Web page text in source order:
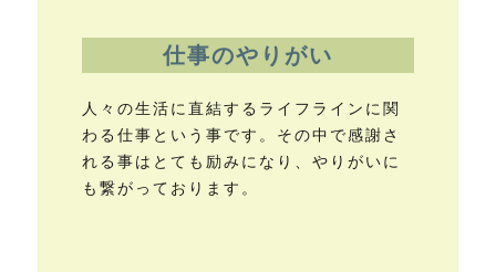
仕事のやりがい
人々の生活に直結するライフラインに関
わる仕事という事です。その中で感謝さ
れる事はとても励みになり、やりがいに
も繋がっております。